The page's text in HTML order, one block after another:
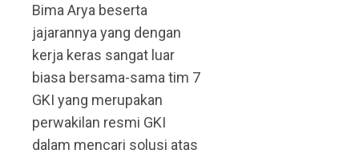
Bima Arya beserta
jajarannya yang dengan
kerja keras sangat luar
biasa bersama-sama tim 7
GKI yang merupakan
perwakilan resmi GKI
dalam mencari solusi atas